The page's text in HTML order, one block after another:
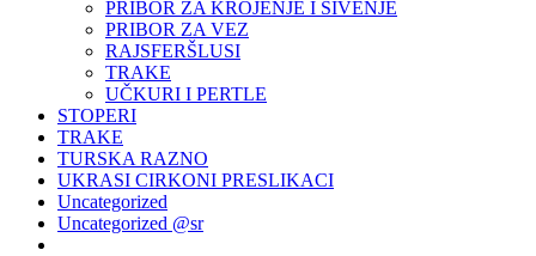
PRIBOR ZA KROJENJE I ŠIVENJE
PRIBOR ZA VEZ
RAJSFERŠLUSI
TRAKE
UČKURI I PERTLE
STOPERI
TRAKE
TURSKA RAZNO
UKRASI CIRKONI PRESLIKACI
Uncategorized
Uncategorized @sr